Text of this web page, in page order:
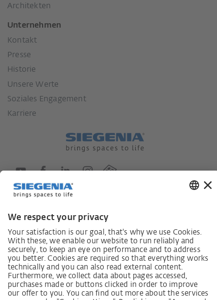
Architekten
Unternehmen
Kontakt
Presse
Historie
Unsere Werte
Soziales Engagement
Karriere
Lieferkettensorgfaltspflichtengesetz
Grundsatzerklärung Menschenrechtsstrategie
Beschwerdeverfahren